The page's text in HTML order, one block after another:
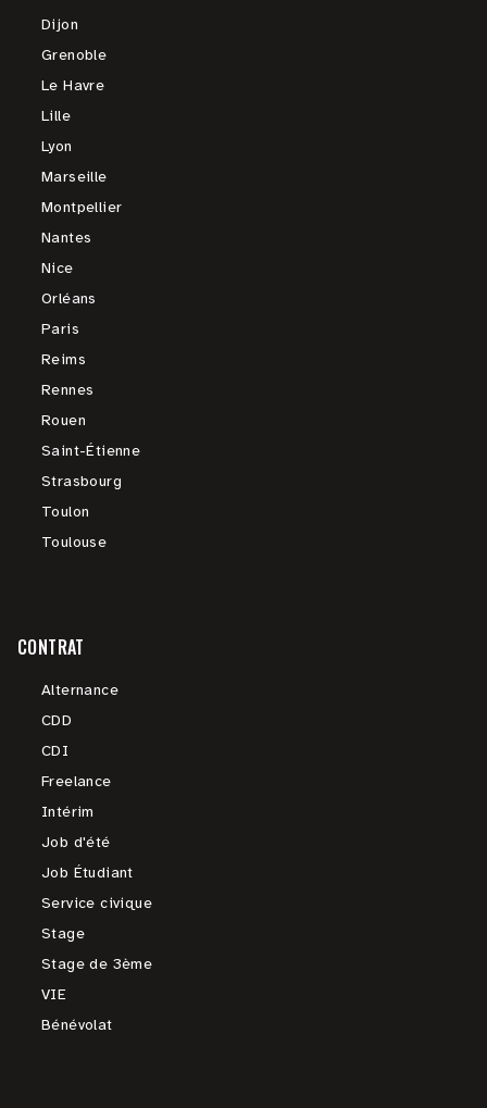
Dijon
Grenoble
Le Havre
Lille
Lyon
Marseille
Montpellier
Nantes
Nice
Orléans
Paris
Reims
Rennes
Rouen
Saint-Étienne
Strasbourg
Toulon
Toulouse
CONTRAT
Alternance
CDD
CDI
Freelance
Intérim
Job d'été
Job Étudiant
Service civique
Stage
Stage de 3ème
VIE
Bénévolat